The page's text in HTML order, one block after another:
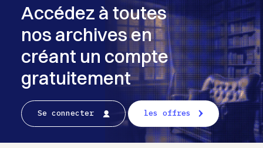
Accédez à toutes
nos archives en
créant un compte
gratuitement
Se connecter les offres